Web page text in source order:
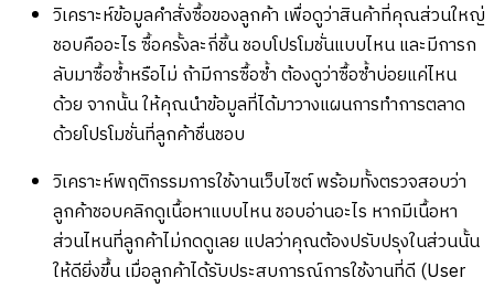
วิเคราะห์ข้อมูลคำสั่งซื้อของลูกค้า เพื่อดูว่าสินค้าที่คุณส่วนใหญ่
ชอบคืออะไร ซื้อครั้งละกี่ชิ้น ชอบโปรโมชั่นแบบไหน และมีการก
ลับมาซื้อซ้ำหรือไม่ ถ้ามีการซื้อซ้ำ ต้องดูว่าซื้อซ้ำบ่อยแค่ไหน
ด้วย จากนั้น ให้คุณนำข้อมูลที่ได้มาวางแผนการทำการตลาด
ด้วยโปรโมชั่นที่ลูกค้าชื่นชอบ
วิเคราะห์พฤติกรรมการใช้งานเว็บไซต์ พร้อมทั้งตรวจสอบว่า
ลูกค้าชอบคลิกดูเนื้อหาแบบไหน ชอบอ่านอะไร หากมีเนื้อหา
ส่วนไหนที่ลูกค้าไม่กดดูเลย แปลว่าคุณต้องปรับปรุงในส่วนนั้น
ให้ดียิ่งขึ้น เมื่อลูกค้าได้รับประสบการณ์การใช้งานที่ดี (User